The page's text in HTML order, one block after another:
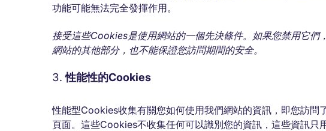
功能可能無法完全發揮作用。
接受這些Cookies是使用網站的一個先決條件。如果您禁用它們
網站的其他部分，也不能保證您訪問期間的安全。
性能性的Cookies
性能型Cookies收集有關您如何使用我們網站的資訊，即您訪問
頁面。這些Cookies不收集任何可以識別您的資訊，這些資訊只